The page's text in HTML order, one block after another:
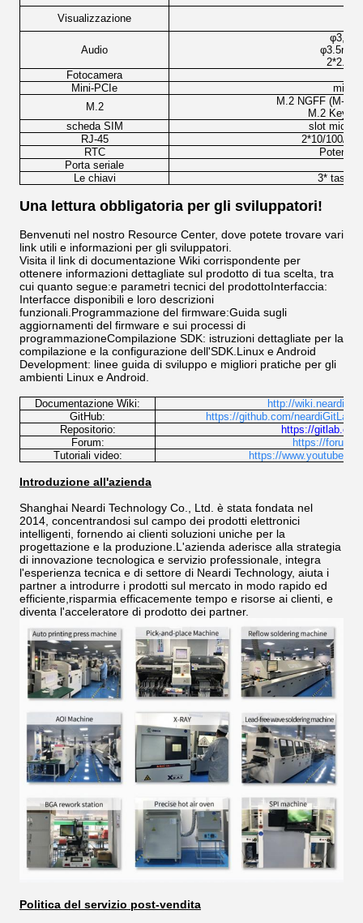
Visualizzazione
Audio
φ3.5mm
Fotocamera
Mini-PCIe
mini
M.2
M.2 NGFF (M-
M.2 Key
scheda SIM
slot micro
RJ-45
2*10/100/
RTC
Potenza
Porta seriale
Le chiavi
3* tasti
Una lettura obbligatoria per gli sviluppatori!
Benvenuti nel nostro Resource Center, dove potete trovare vari
link utili e informazioni per gli sviluppatori.
Visita il link di documentazione Wiki corrispondente per
ottenere informazioni dettagliate sul prodotto di tua scelta, tra
cui quanto segue:e parametri tecnici del prodottoInterfaccia:
Interfacce disponibili e loro descrizioni
funzionali.Programmazione del firmware:Guida sugli
aggiornamenti del firmware e sui processi di
programmazioneCompilazione SDK: istruzioni dettagliate per la
compilazione e la configurazione dell'SDK.Linux e Android
Development: linee guida di sviluppo e migliori pratiche per gli
ambienti Linux e Android.
Documentazione Wiki:
http://
GitHub:
https://github.com/neardiGitLab:
Repositorio:
https://
Forum:
https://
Tutoriali video:
https://
Introduzione all'azienda
Shanghai Neardi Technology Co., Ltd. è stata fondata nel
2014, concentrandosi sul campo dei prodotti elettronici
intelligenti, fornendo ai clienti soluzioni uniche per la
progettazione e la produzione.L'azienda aderisce alla strategia
di innovazione tecnologica e servizio professionale, integra
l'esperienza tecnica e di settore di Neardi Technology, aiuta i
partner a introdurre i prodotti sul mercato in modo rapido ed
efficiente,risparmia efficacemente tempo e risorse ai clienti, e
diventa l'acceleratore di prodotto dei partner.
Politica del servizio post-vendita